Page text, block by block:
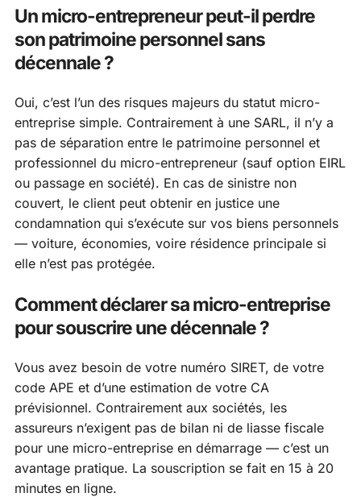
Un micro-entrepreneur peut-il perdre
son patrimoine personnel sans
décennale ?
Oui, c’est l’un des risques majeurs du statut micro-
entreprise simple. Contrairement à une SARL, il n’y a
pas de séparation entre le patrimoine personnel et
professionnel du micro-entrepreneur (sauf option EIRL
ou passage en société). En cas de sinistre non
couvert, le client peut obtenir en justice une
condamnation qui s’exécute sur vos biens personnels
— voiture, économies, voire résidence principale si
elle n’est pas protégée.
Comment déclarer sa micro-entreprise
pour souscrire une décennale ?
Vous avez besoin de votre numéro SIRET, de votre
code APE et d’une estimation de votre CA
prévisionnel. Contrairement aux sociétés, les
assureurs n’exigent pas de bilan ni de liasse fiscale
pour une micro-entreprise en démarrage — c’est un
avantage pratique. La souscription se fait en 15 à 20
minutes en ligne.